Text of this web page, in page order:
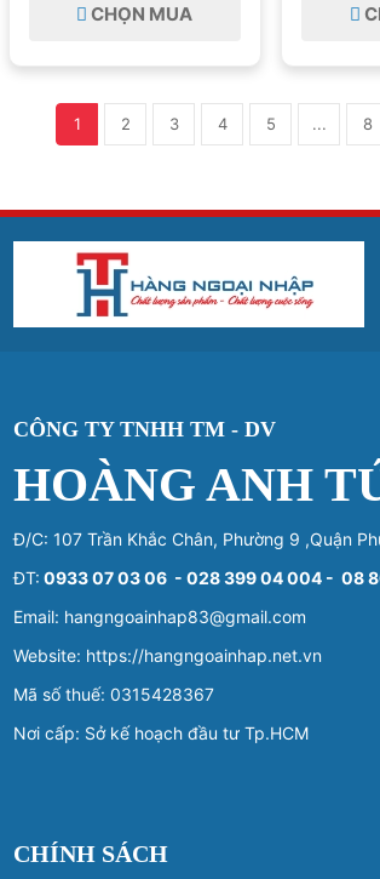
CHỌN MUA
1 2 3 4 5 ... 8
CÔNG TY TNHH TM - DV
HOÀNG ANH
Đ/C: 107 Trần Khắc Chân, Phường 9 ,Quận
ĐT: 0933 07 03 06 - 028 399 04 004 - 08
Email: hangngoainhap83@gmail.com
Website: https://hangngoainhap.net.vn
Mã số thuế: 0315428367
Nơi cấp: Sở kế hoạch đầu tư Tp.HCM
CHÍNH SÁCH